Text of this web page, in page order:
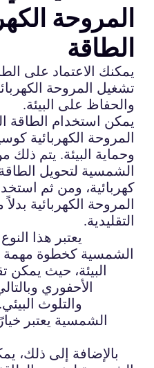
المروحة
الطاقة
يمكنك الاعتماد على
تشغيل المروحة
والحفاظ على البيئة.
يمكن استخدام الطاقة
المروحة الكهربائية
وحماية البيئة. يتم ذلك
الشمسية لتحويل
كهربائية، ومن ثم
المروحة الكهربائية
التقليدية.
يعتبر هذا
الشمسية كخطوة مهمة
البيئة، حيث يمكن
الأحفوري
والتلوث
الشمسية يعتبر
بالإضافة إلى ذلك،